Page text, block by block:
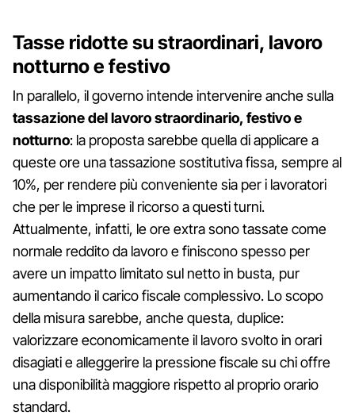
Tasse ridotte su straordinari, lavoro
notturno e festivo
In parallelo, il governo intende intervenire anche sulla
tassazione del lavoro straordinario, festivo e
notturno: la proposta sarebbe quella di applicare a
queste ore una tassazione sostitutiva fissa, sempre al
10%, per rendere più conveniente sia per i lavoratori
che per le imprese il ricorso a questi turni.
Attualmente, infatti, le ore extra sono tassate come
normale reddito da lavoro e finiscono spesso per
avere un impatto limitato sul netto in busta, pur
aumentando il carico fiscale complessivo. Lo scopo
della misura sarebbe, anche questa, duplice:
valorizzare economicamente il lavoro svolto in orari
disagiati e alleggerire la pressione fiscale su chi offre
una disponibilità maggiore rispetto al proprio orario
standard.